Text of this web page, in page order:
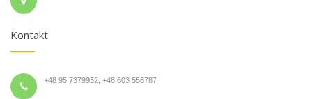
Kontakt
+48 95 7379952, +48 603 556787